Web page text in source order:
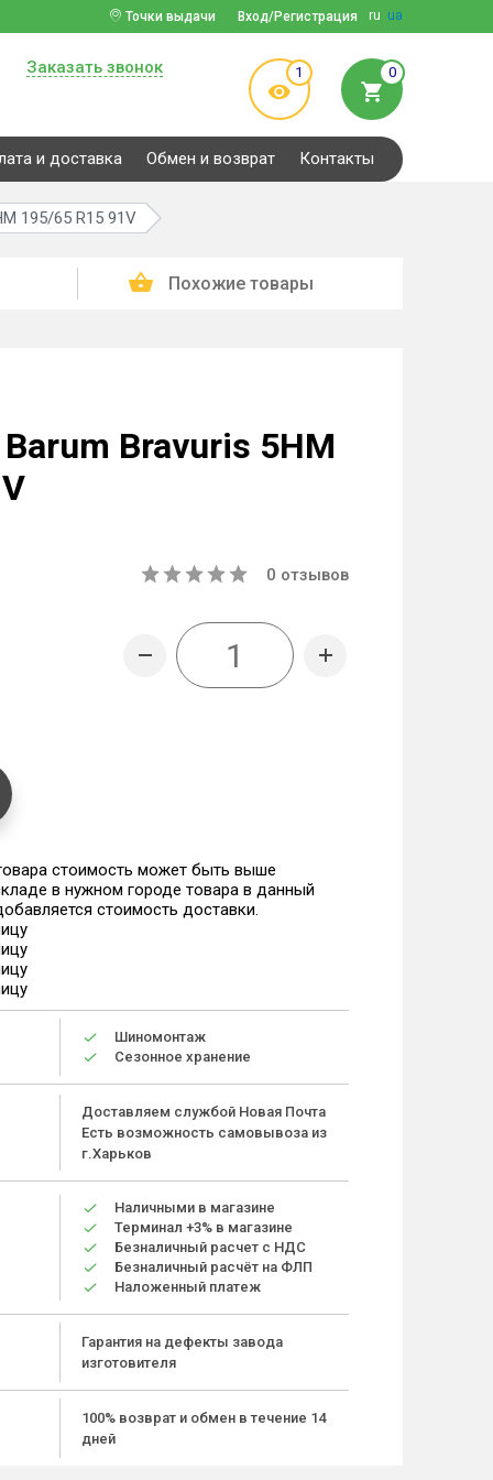
ru ua
Вход/Регистрация
Точки выдачи
Заказать звонок 1 0
и доставка Обмен и возврат Контакты
195/65 R15 91V
Похожие товары
Bravuris 5HM
0 отзывов
стоимость может быть выше
в нужном городе товара в данный
стоимость доставки.
Шиномонтаж
Сезонное хранение
Доставляем службой Новая Почта
Есть возможность самовывоза из
г.Харьков
Наличными в магазине
Терминал +3% в магазине
Безналичный расчет с НДС
Безналичный расчёт на ФЛП
Наложенный платеж
Гарантия на дефекты завода
изготовителя
100% возврат и обмен в течение 14
дней